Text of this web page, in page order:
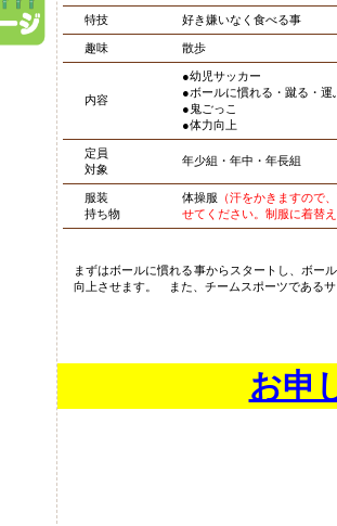
特技 好き嫌いなく食べる事
趣味 散歩
内容
●幼児サッカー
●ボールに慣れる・蹴る・運
●鬼ごっこ
●体力向上
定員
対象
年少組・年中・年長組
服装
持ち物
体操服 （汗をかきますので
せてください。制服に着替え
まずはボールに慣れる事からスタートし、ボー
向上させます。 また、チームスポーツであるサ
お申